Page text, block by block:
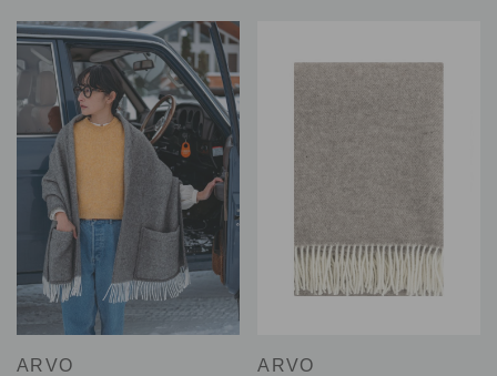
ARVO ARVO